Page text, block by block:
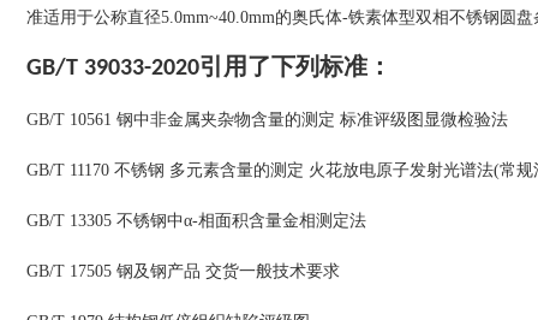
准适用于公称直径5.0mm~40.0mm的奥氏体-铁素体型双相不锈钢圆
GB/T 39033-2020引用了下列标准：
GB/T 10561 钢中非金属夹杂物含量的测定 标准评级图显微检验法
GB/T 11170 不锈钢 多元素含量的测定 火花放电原子发射光谱法(常规
GB/T 13305 不锈钢中α-相面积含量金相测定法
GB/T 17505 钢及钢产品 交货一般技术要求